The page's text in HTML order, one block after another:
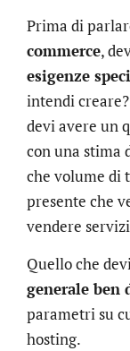
Prima di
commerce,
esigenze
intendi
devi avere un
con una stima
che volume di
presente che
vendere
Quello che
generale ben
parametri su
hosting.